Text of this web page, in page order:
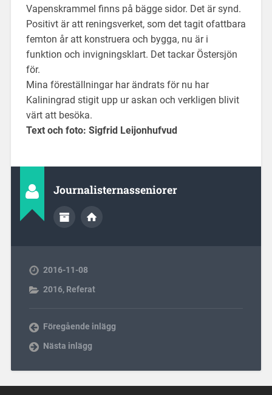
Vapenskrammel finns på bägge sidor. Det är synd.
Positivt är att reningsverket, som det tagit ofattbara
femton år att konstruera och bygga, nu är i
funktion och invigningsklart. Det tackar Östersjön
för.
Mina föreställningar har ändrats för nu har
Kaliningrad stigit upp ur askan och verkligen blivit
värt att besöka.
Text och foto: Sigfrid Leijonhufvud
Journalisternasseniorer
2016-11-08
2016, Referat
Föregående inlägg
Nästa inlägg